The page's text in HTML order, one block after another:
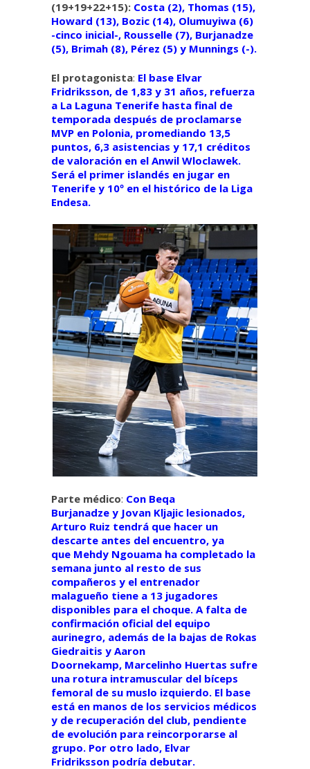
(19+19+22+15): Costa (2), Thomas (15),
Howard (13), Bozic (14), Olumuyiwa (6)
-cinco inicial-, Rousselle (7), Burjanadze
(5), Brimah (8), Pérez (5) y Munnings (-).
El protagonista: El base Elvar
Fridriksson, de 1,83 y 31 años, refuerza
a La Laguna Tenerife hasta final de
temporada después de proclamarse
MVP en Polonia, promediando 13,5
puntos, 6,3 asistencias y 17,1 créditos
de valoración en el Anwil Wloclawek.
Será el primer islandés en jugar en
Tenerife y 10º en el histórico de la Liga
Endesa.
Parte médico: Con Beqa
Burjanadze y Jovan Kljajic lesionados,
Arturo Ruiz tendrá que hacer un
descarte antes del encuentro, ya
que Mehdy Ngouama ha completado la
semana junto al resto de sus
compañeros y el entrenador
malagueño tiene a 13 jugadores
disponibles para el choque. A falta de
confirmación oficial del equipo
aurinegro, además de la bajas de Rokas
Giedraitis y Aaron
Doornekamp, Marcelinho Huertas sufre
una rotura intramuscular del bíceps
femoral de su muslo izquierdo. El base
está en manos de los servicios médicos
y de recuperación del club, pendiente
de evolución para reincorporarse al
grupo. Por otro lado, Elvar
Fridriksson podría debutar.